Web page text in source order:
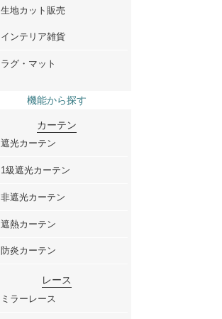
生地カット販売
インテリア雑貨
ラグ・マット
機能から探す
カーテン
遮光カーテン
1級遮光カーテン
非遮光カーテン
遮熱カーテン
防炎カーテン
レース
ミラーレース